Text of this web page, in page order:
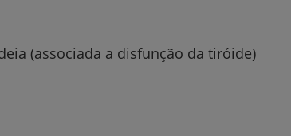
(associada a disfunção da tiróide)